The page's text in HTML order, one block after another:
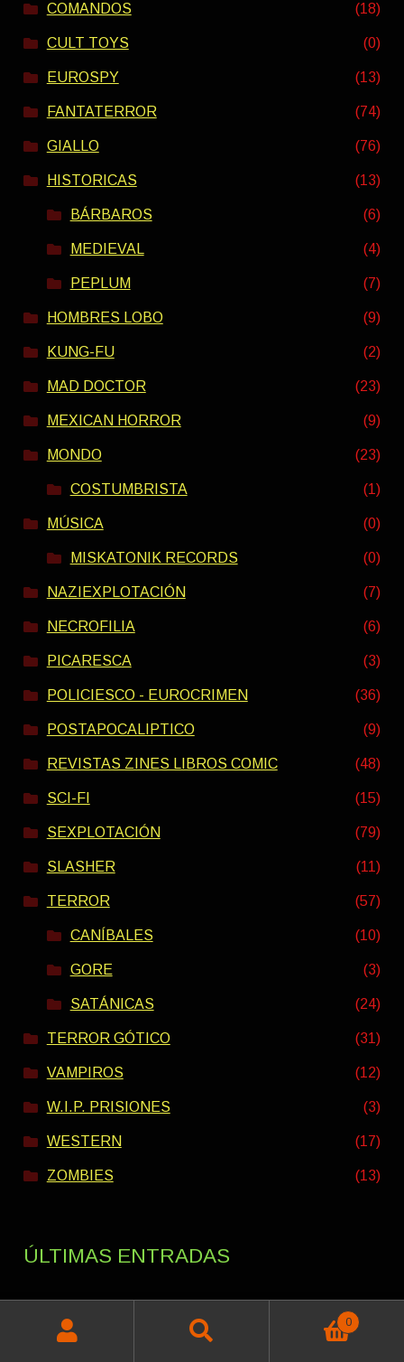
COMANDOS (18)
CULT TOYS (0)
EUROSPY (13)
FANTATERROR (74)
GIALLO (76)
HISTORICAS (13)
BÁRBAROS (6)
MEDIEVAL (4)
PEPLUM (7)
HOMBRES LOBO (9)
KUNG-FU (2)
MAD DOCTOR (23)
MEXICAN HORROR (9)
MONDO (23)
COSTUMBRISTA (1)
MÚSICA (0)
MISKATONIK RECORDS (0)
NAZIEXPLOTACIÓN (7)
NECROFILIA (6)
PICARESCA (3)
POLICIESCO - EUROCRIMEN (36)
POSTAPOCALIPTICO (9)
REVISTAS ZINES LIBROS COMIC (48)
SCI-FI (15)
SEXPLOTACIÓN (79)
SLASHER (11)
TERROR (57)
CANÍBALES (10)
GORE (3)
SATÁNICAS (24)
TERROR GÓTICO (31)
VAMPIROS (12)
W.I.P. PRISIONES (3)
WESTERN (17)
ZOMBIES (13)
ÚLTIMAS ENTRADAS
PACK VERANO INTERESTELAR 2026
Buscar
0